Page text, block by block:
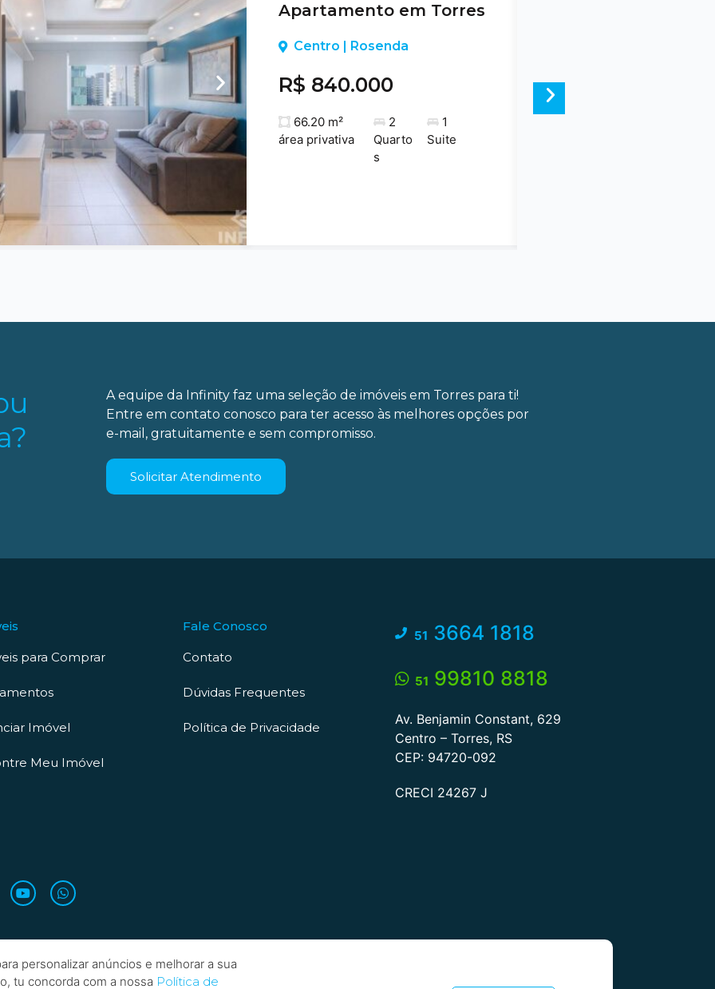
Apartamento em Torres
Centro | Rosenda
R$ 840.000
66.20 m²
área privativa
2
Quarto
s
1
Suite
A equipe da Infinity faz uma seleção de imóveis em Torres para ti!
Entre em contato conosco para ter acesso às melhores opções por
e-mail, gratuitamente e sem compromisso.
Solicitar Atendimento
para Comprar
Imóvel
Meu Imóvel
Fale Conosco
Contato
Dúvidas Frequentes
Política de Privacidade
51 3664 1818
51 99810 8818
Av. Benjamin Constant, 629
Centro – Torres, RS
CEP: 94720-092
CRECI 24267 J
personalizar anúncios e melhorar a sua
tu concorda com a nossa Política de